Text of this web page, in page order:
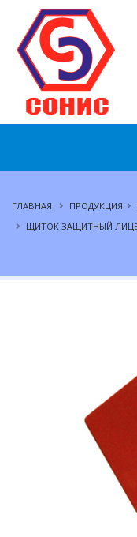
ГЛАВНАЯ ПРОДУКЦИЯ
ЩИТОК ЗАЩИТНЫЙ